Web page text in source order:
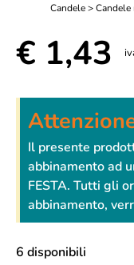
Candele > Candele
€ 1,43
Il presente
abbinamento ad
FESTA. Tutti gli
abbinamento,
6 disponibili